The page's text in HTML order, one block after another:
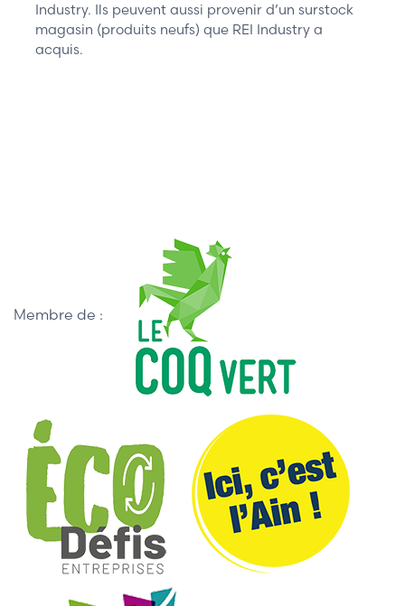
Industry. Ils peuvent aussi provenir d’un surstock
magasin (produits neufs) que REI Industry a
acquis.
Membre de :